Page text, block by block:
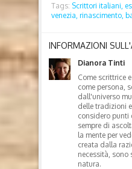
Tags: Scrittori italiani,
venezia, rinascimento,
INFORMAZIONI
Dianora Tinti
Come scrittrice
come persona,
dall'universo
delle tradizioni
considero punti
sempre di
la mente per
creata dalla
necessità, sono
natura.